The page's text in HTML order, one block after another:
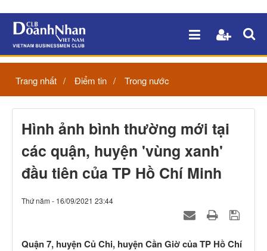
Trang nhất Điểm tin Trong nước
Hình ảnh bình thường mới tại
các quận, huyện 'vùng xanh'
đầu tiên của TP Hồ Chí Minh
Thứ năm - 16/09/2021 23:44
Quận 7, huyện Củ Chi, huyện Cần Giờ của TP Hồ Chí